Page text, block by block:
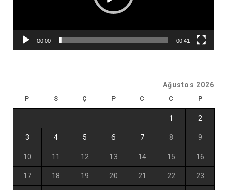
00:00 00:41
Ağustos 2026
P S Ç P C C P
1 2
3 4 5 6 7 8 9
10 11 12 13 14 15 16
17 18 19 20 21 22 23